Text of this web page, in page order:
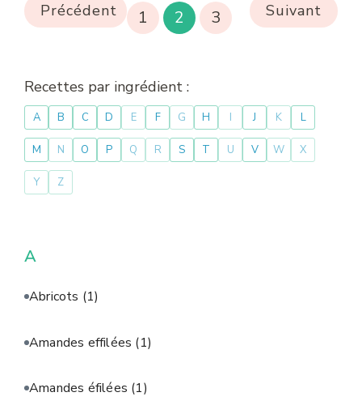
Précédent 1 2 3 Suivant
Recettes par ingrédient :
A B C D E F G H I J K L
M N O P Q R S T U V W X
Y Z
A
Abricots (1)
Amandes effilées (1)
Amandes éfilées (1)